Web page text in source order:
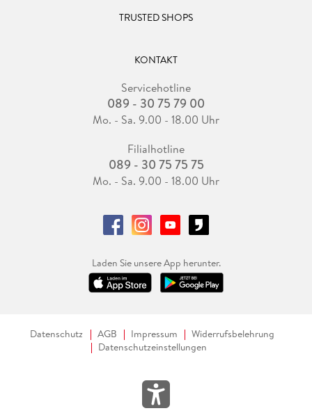
TRUSTED SHOPS
KONTAKT
Servicehotline
089 - 30 75 79 00
Mo. - Sa. 9.00 - 18.00 Uhr
Filialhotline
089 - 30 75 75 75
Mo. - Sa. 9.00 - 18.00 Uhr
Laden Sie unsere App herunter.
Datenschutz AGB Impressum
Widerrufsbelehrung
Datenschutzeinstellungen